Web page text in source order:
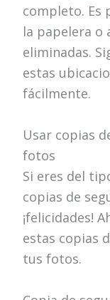
completo. Es
la papelera o
eliminadas.
estas
fácilmente.
Usar copias
fotos
Si eres del
copias de
¡felicidades!
estas copias
tus fotos.